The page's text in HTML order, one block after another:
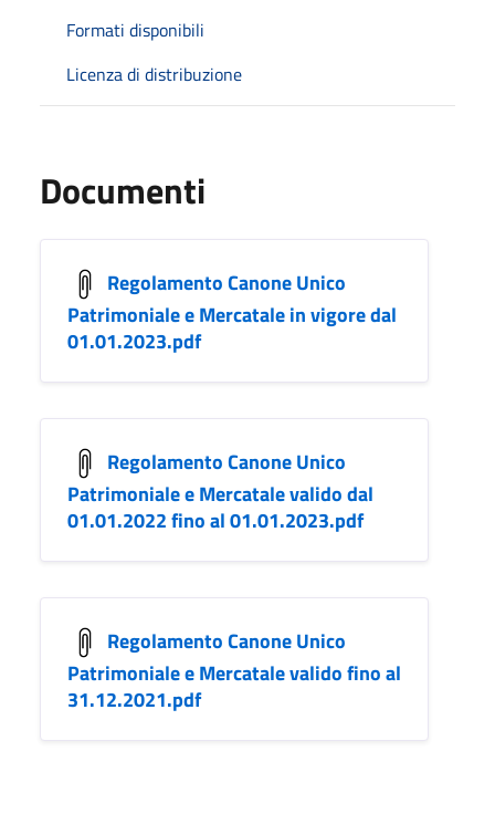
Formati disponibili
Licenza di distribuzione
Documenti
Regolamento Canone Unico
Patrimoniale e Mercatale in vigore dal
01.01.2023.pdf
Regolamento Canone Unico
Patrimoniale e Mercatale valido dal
01.01.2022 fino al 01.01.2023.pdf
Regolamento Canone Unico
Patrimoniale e Mercatale valido fino al
31.12.2021.pdf